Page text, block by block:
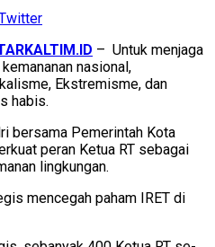
– Untuk menjaga
nasional,
Ekstremisme, dan
habis.
bersama Pemerintah Kota
peran Ketua RT sebagai
lingkungan.
mencegah paham IRET di